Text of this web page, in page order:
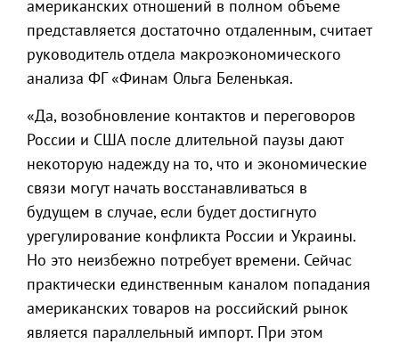
американских отношений в полном объеме
представляется достаточно отдаленным, считает
руководитель отдела макроэкономического
анализа ФГ «Финам Ольга Беленькая.
«Да, возобновление контактов и переговоров
России и США после длительной паузы дают
некоторую надежду на то, что и экономические
связи могут начать восстанавливаться в
будущем в случае, если будет достигнуто
урегулирование конфликта России и Украины.
Но это неизбежно потребует времени. Сейчас
практически единственным каналом попадания
американских товаров на российский рынок
является параллельный импорт. При этом